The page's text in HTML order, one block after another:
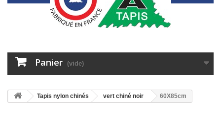
Panier (vide)
Tapis nylon chinés vert chiné noir 60X85cm